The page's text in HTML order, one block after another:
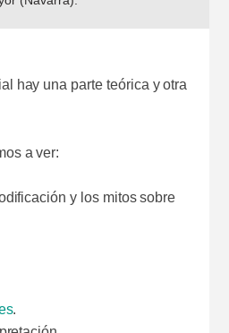
hay una parte teórica y otra
a ver:
y los mitos sobre
.